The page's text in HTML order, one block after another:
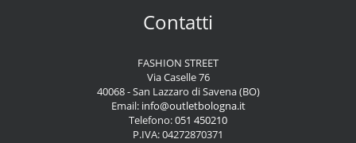
Contatti
FASHION STREET
Via Caselle 76
40068 - San Lazzaro di Savena (BO)
Email: info@outletbologna.it
Telefono:051 450210
P.IVA: 04272870371